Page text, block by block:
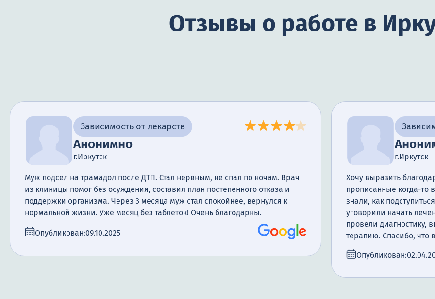
Отзывы о работе в
Зависимость от лекарств
Анонимно
г.Иркутск
Муж подсел на трамадол после ДТП. Стал нервным, не спал по ночам. Врач
из клиницы помог без осуждения, составил план постепенного отказа и
поддержки организма. Через 3 месяца муж стал спокойнее, вернулся к
нормальной жизни. Уже месяц без таблеток! Очень благодарны.
Опубликован:09.10.2025
г.Иркутск
Хочу выразить
прописанные когда-то
знали, как
уговорили начать
провели диагностику,
терапию. Спасибо, что
Опубликован: